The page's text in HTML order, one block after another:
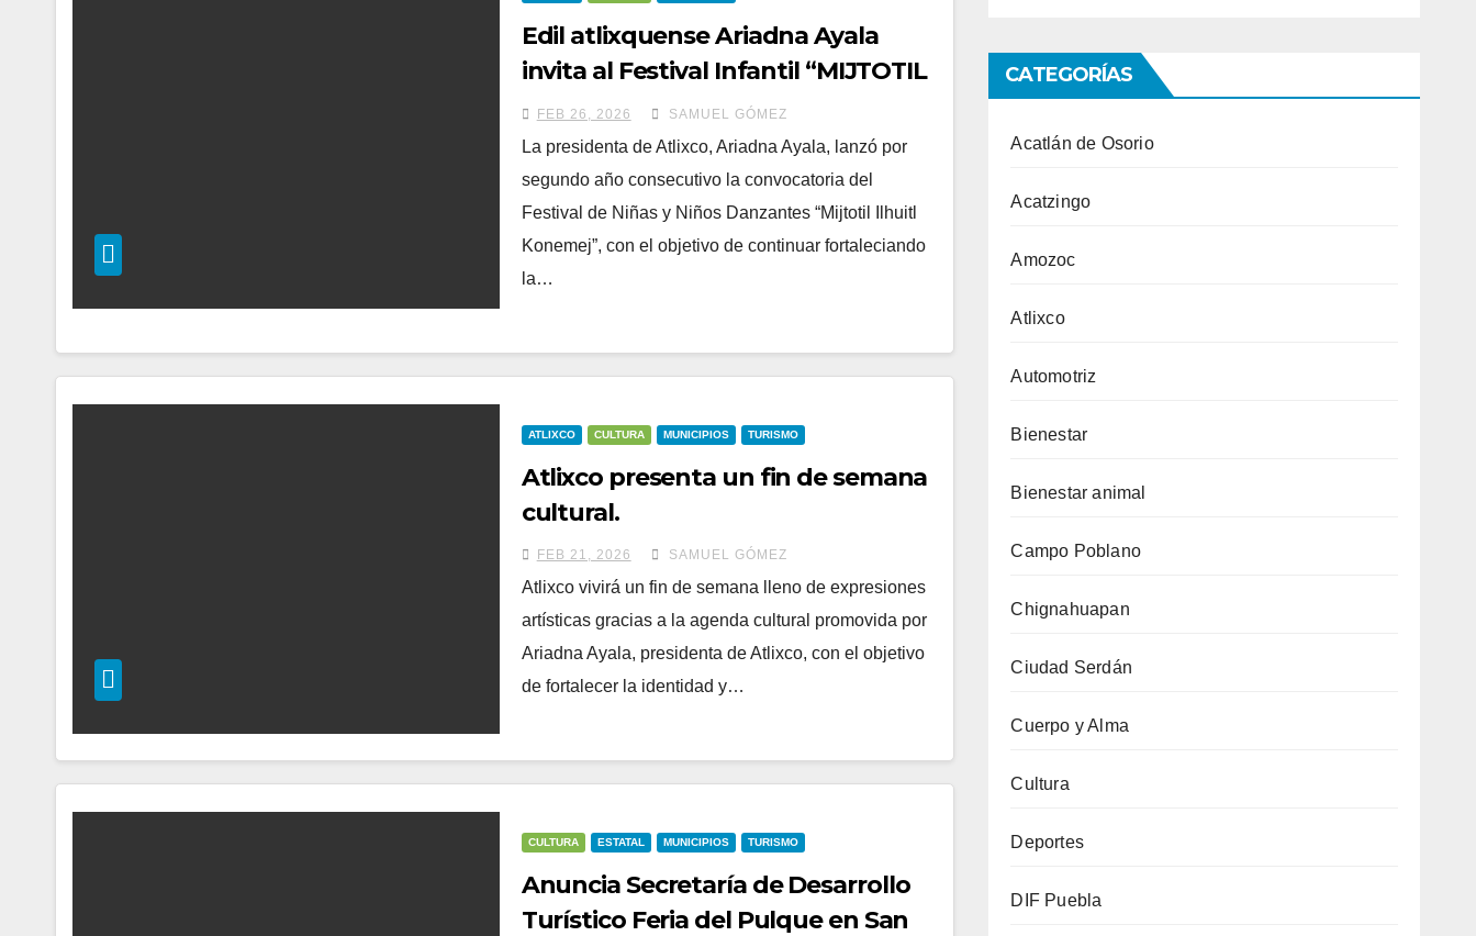
Edil atlixquense Ariadna Ayala
invita al Festival Infantil “MIJTOTIL
ILHUITL KONEMEJ”
FEB 26, 2026 SAMUEL GÓMEZ
La presidenta de Atlixco, Ariadna Ayala, lanzó por
segundo año consecutivo la convocatoria del
Festival de Niñas y Niños Danzantes “Mijtotil Ilhuitl
Konemej”, con el objetivo de continuar fortaleciando
la…
ATLIXCO CULTURA MUNICIPIOS TURISMO
Atlixco presenta un fin de semana
cultural.
FEB 21, 2026 SAMUEL GÓMEZ
Atlixco vivirá un fin de semana lleno de expresiones
artísticas gracias a la agenda cultural promovida por
Ariadna Ayala, presidenta de Atlixco, con el objetivo
de fortalecer la identidad y…
CULTURA ESTATAL MUNICIPIOS TURISMO
Anuncia Secretaría de Desarrollo
Turístico Feria del Pulque en San
CATEGORÍAS
Acatlán de Osorio
Acatzingo
Amozoc
Atlixco
Automotriz
Bienestar
Bienestar animal
Campo Poblano
Chignahuapan
Ciudad Serdán
Cuerpo y Alma
Cultura
Deportes
DIF Puebla